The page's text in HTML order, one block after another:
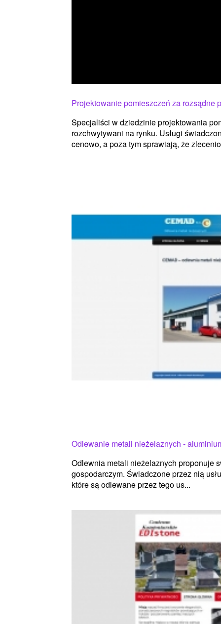
Projektowanie pomieszczeń za rozsądne
Specjaliści w dziedzinie projektowania
rozchwytywani na rynku. Usługi
cenowo, a poza tym sprawiają, że
Odlewanie metali nieżelaznych -
Odlewnia metali nieżelaznych proponuje
gospodarczym. Świadczone przez nią
które są odlewane przez tego us...